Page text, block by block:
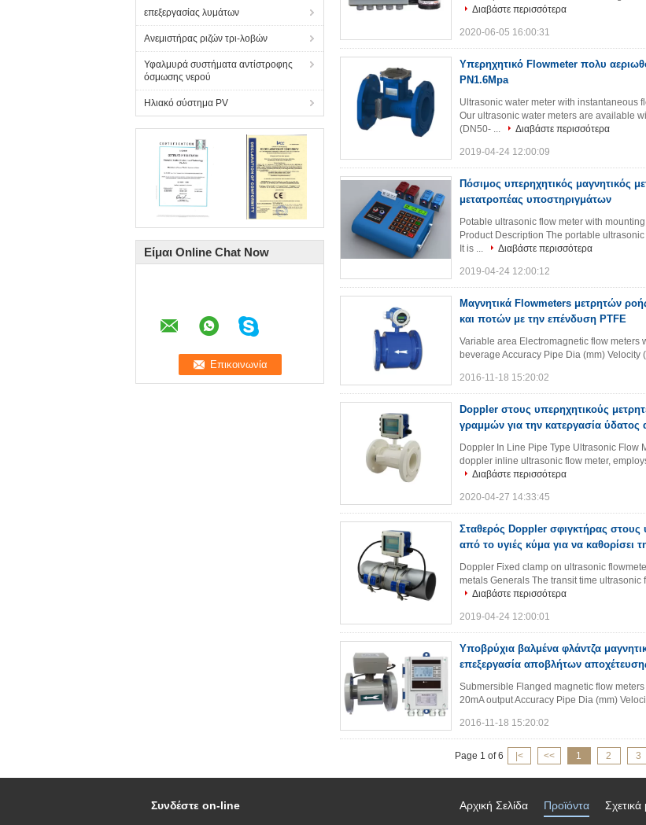
επεξεργασίας λυμάτων
Ανεμιστήρας ριζών τρι-λοβών
Υφαλμυρά συστήματα αντίστροφης
όσμωσης νερού
Ηλιακό σύστημα PV
Είμαι Online Chat Now
Διαβάστε περισσότερα
2020-06-05 16:00:31
Υπερηχητικό Flowmeter πολυ
PN1.6Mpa
Ultrasonic water meter with instantaneous
Our ultrasonic water meters are available
(DN50- ...
Διαβάστε περισσότερα
2019-04-24 12:00:09
Πόσιμος υπερηχητικός μαγνητικός
μετατροπέας υποστηριγμάτων
Potable ultrasonic flow meter with
Product Description The portable
It is ...
Διαβάστε περισσότερα
2019-04-24 12:00:12
Μαγνητικά Flowmeters μετρητών
και ποτών με την επένδυση PTFE
Variable area Electromagnetic flow meters
beverage Accuracy Pipe Dia (mm) Velocity
2016-11-18 15:20:02
Doppler στους υπερηχητικούς
γραμμών για την κατεργασία
Doppler In Line Pipe Type Ultrasonic Flow
doppler inline ultrasonic flow meter,
Διαβάστε περισσότερα
2020-04-27 14:33:45
Σταθερός Doppler σφιγκτήρας στους
από το υγιές κύμα για να καθορίσει
Doppler Fixed clamp on ultrasonic
metals Generals The transit time
Διαβάστε περισσότερα
2019-04-24 12:00:01
Υποβρύχια βαλμένα φλάντζα
επεξεργασία αποβλήτων
Submersible Flanged magnetic flow
20mA output Accuracy Pipe Dia (mm)
2016-11-18 15:20:02
Page 1 of 6 |< << 1 2 3
Συνδέστε on-line Σχετικά
Προϊόντα
Αρχική Σελίδα